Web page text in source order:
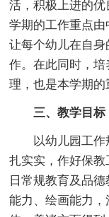
活，积极上进的
学期的工作重点由
让每个幼儿在自
作。在此同时，
理，也是本学期的
三、教学目标
以幼儿园工作
扎实实，作好保
日常规教育及品
能力、绘画能力，